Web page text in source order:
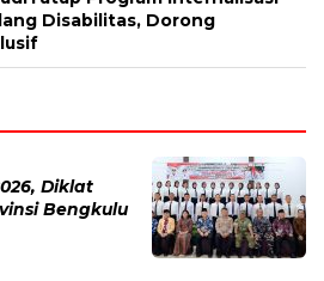
Disabilitas, Dorong
Diklat
Bengkulu